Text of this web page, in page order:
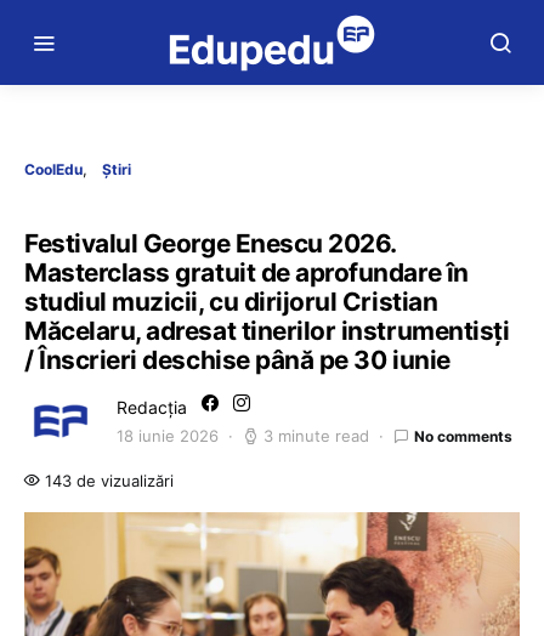
CoolEdu Știri
Festivalul George Enescu 2026.
Masterclass gratuit de aprofundare în
studiul muzicii, cu dirijorul Cristian
Măcelaru, adresat tinerilor instrumentisți
/ Înscrieri deschise până pe 30 iunie
Redacția
18 iunie 2026 3 minute read No comments
143 de vizualizări